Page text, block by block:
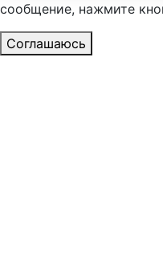
сообщение, нажмите
Соглашаюсь